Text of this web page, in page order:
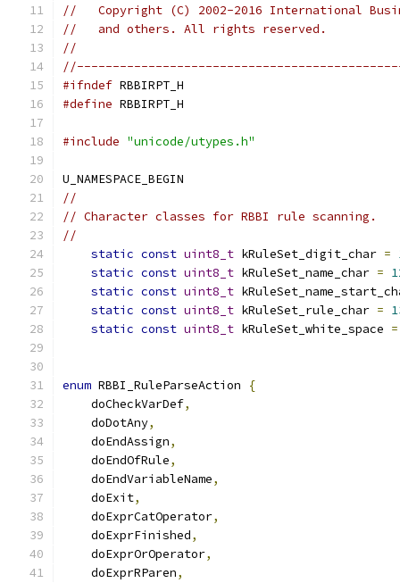
//   Copyright (C) 2002-2016 International
//   and others. All rights reserved.
//
#ifndef RBBIRPT_H
#define RBBIRPT_H
#include "unicode/utypes.h"
U_NAMESPACE_BEGIN
//
// Character classes for RBBI rule scanning.
//
static const uint8_t kRuleSet_digit_char =
static const uint8_t kRuleSet_name_char =
static const uint8_t
static const uint8_t kRuleSet_rule_char =
static const uint8_t kRuleSet_white_space =
enum RBBI_RuleParseAction
{
    doCheckVarDef
,
    doDotAny
,
    doEndAssign
,
    doEndOfRule
,
    doEndVariableName
,
    doExit
,
    doExprCatOperator
,
    doExprFinished
,
    doExprOrOperator
,
    doExprRParen
,